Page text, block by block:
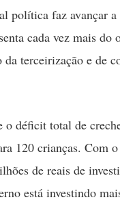
política faz avançar
cada vez mais do
da terceirização e de
o déficit total de
120 crianças. Com
de reais de
está investindo